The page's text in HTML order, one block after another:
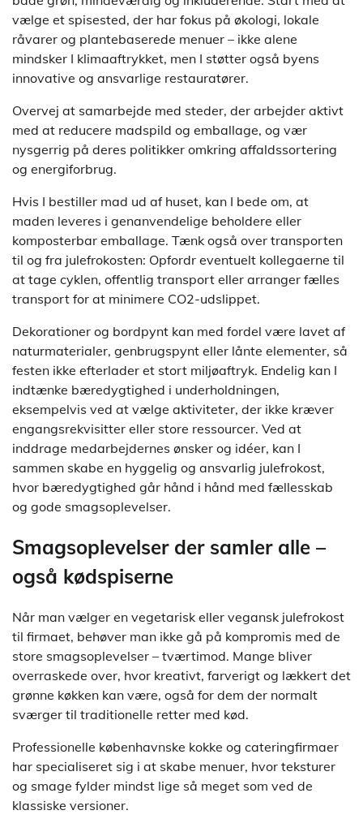
vælge et spisested, der har fokus på økologi, lokale
råvarer og plantebaserede menuer – ikke alene
mindsker I klimaaftrykket, men I støtter også byens
innovative og ansvarlige restauratører.
Overvej at samarbejde med steder, der arbejder aktivt
med at reducere madspild og emballage, og vær
nysgerrig på deres politikker omkring affaldssortering
og energiforbrug.
Hvis I bestiller mad ud af huset, kan I bede om, at
maden leveres i genanvendelige beholdere eller
komposterbar emballage. Tænk også over transporten
til og fra julefrokosten: Opfordr eventuelt kollegaerne til
at tage cyklen, offentlig transport eller arranger fælles
transport for at minimere CO2-udslippet.
Dekorationer og bordpynt kan med fordel være lavet af
naturmaterialer, genbrugspynt eller lånte elementer, så
festen ikke efterlader et stort miljøaftryk. Endelig kan I
indtænke bæredygtighed i underholdningen,
eksempelvis ved at vælge aktiviteter, der ikke kræver
engangsrekvisitter eller store ressourcer. Ved at
inddrage medarbejdernes ønsker og idéer, kan I
sammen skabe en hyggelig og ansvarlig julefrokost,
hvor bæredygtighed går hånd i hånd med fællesskab
og gode smagsoplevelser.
Smagsoplevelser der samler alle –
også kødspiserne
Når man vælger en vegetarisk eller vegansk julefrokost
til firmaet, behøver man ikke gå på kompromis med de
store smagsoplevelser – tværtimod. Mange bliver
overraskede over, hvor kreativt, farverigt og lækkert det
grønne køkken kan være, også for dem der normalt
sværger til traditionelle retter med kød.
Professionelle københavnske kokke og cateringfirmaer
har specialiseret sig i at skabe menuer, hvor teksturer
og smage fylder mindst lige så meget som ved de
klassiske versioner.